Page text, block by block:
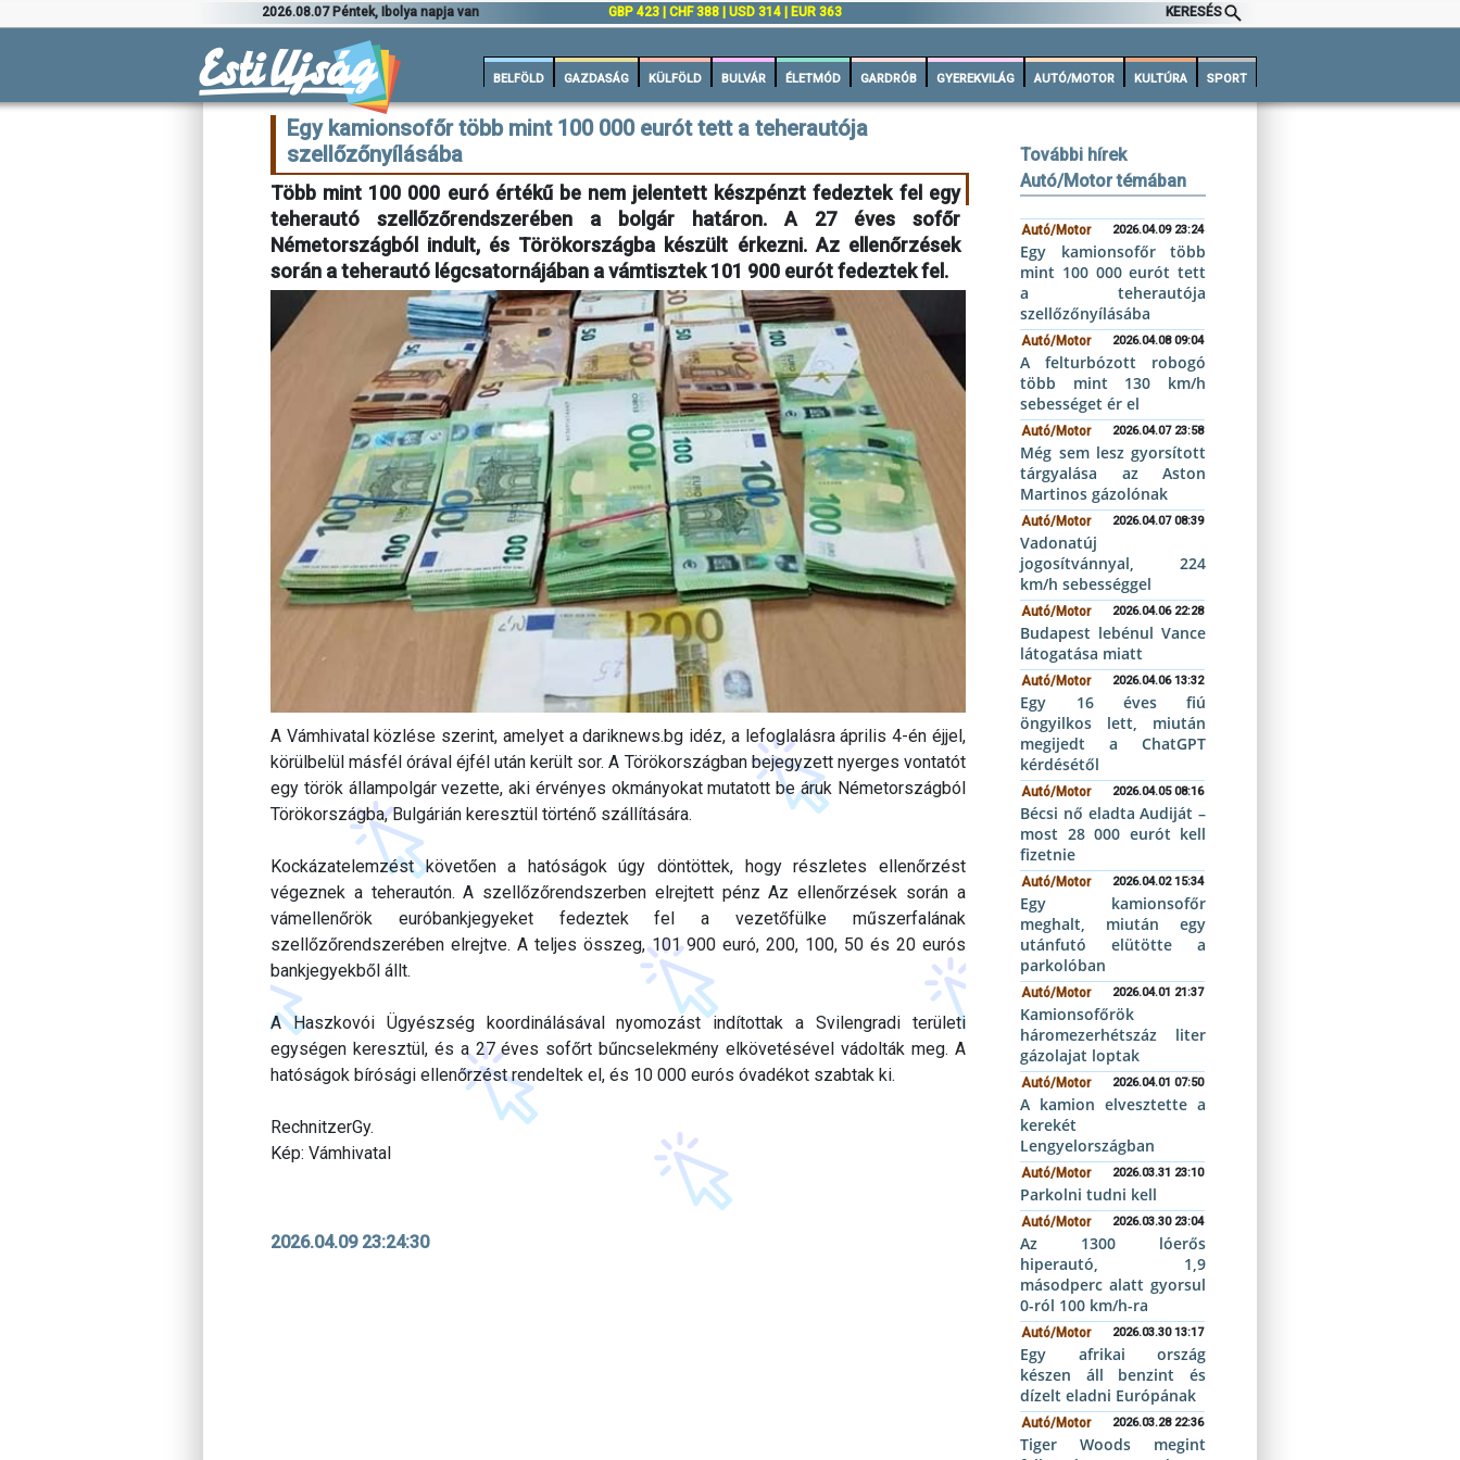
2026.08.07 Péntek, Ibolya napja van GBP 423 | CHF 388 | USD 314 | EUR 363 KERESÉS
BELFÖLD GAZDASÁG KÜLFÖLD BULVÁR ÉLETMÓD GARDRÓB GYEREKVILÁG AUTÓ/MOTOR KULTÚRA SPORT
Egy kamionsofőr több mint 100 000 eurót tett a teherautója
szellőzőnyílásába
Több mint 100 000 euró értékű be nem jelentett készpénzt fedeztek fel egy
teherautó szellőzőrendszerében a bolgár határon. A 27 éves sofőr
Németországból indult, és Törökországba készült érkezni. Az ellenőrzések
során a teherautó légcsatornájában a vámtisztek 101 900 eurót fedeztek fel.
A Vámhivatal közlése szerint, amelyet a dariknews.bg idéz, a lefoglalásra április 4-én éjjel,
körülbelül másfél órával éjfél után került sor. A Törökországban bejegyzett nyerges vontatót
egy török állampolgár vezette, aki érvényes okmányokat mutatott be áruk Németországból
Törökországba, Bulgárián keresztül történő szállítására.
Kockázatelemzést követően a hatóságok úgy döntöttek, hogy részletes ellenőrzést
végeznek a teherautón. A szellőzőrendszerben elrejtett pénz Az ellenőrzések során a
vámellenőrök euróbankjegyeket fedeztek fel a vezetőfülke műszerfalának
szellőzőrendszerében elrejtve. A teljes összeg, 101 900 euró, 200, 100, 50 és 20 eurós
bankjegyekből állt.
A Haszkovói Ügyészség koordinálásával nyomozást indítottak a Svilengradi területi
egységen keresztül, és a 27 éves sofőrt bűncselekmény elkövetésével vádolták meg. A
hatóságok bírósági ellenőrzést rendeltek el, és 10 000 eurós óvadékot szabtak ki.
RechnitzerGy.
Kép: Vámhivatal
2026.04.09 23:24:30
További hírek
Autó/Motor témában
Autó/Motor 2026.04.09 23:24
Egy kamionsofőr több
mint 100 000 eurót tett
a teherautója
szellőzőnyílásába
Autó/Motor 2026.04.08 09:04
A felturbózott robogó
több mint 130 km/h
sebességet ér el
Autó/Motor 2026.04.07 23:58
Még sem lesz gyorsított
tárgyalása az Aston
Martinos gázolónak
Autó/Motor 2026.04.07 08:39
Vadonatúj
jogosítvánnyal, 224
km/h sebességgel
Autó/Motor 2026.04.06 22:28
Budapest lebénul Vance
látogatása miatt
Autó/Motor 2026.04.06 13:32
Egy 16 éves fiú
öngyilkos lett, miután
megijedt a ChatGPT
kérdésétől
Autó/Motor 2026.04.05 08:16
Bécsi nő eladta Audiját –
most 28 000 eurót kell
fizetnie
Autó/Motor 2026.04.02 15:34
Egy kamionsofőr
meghalt, miután egy
utánfutó elütötte a
parkolóban
Autó/Motor 2026.04.01 21:37
Kamionsofőrök
háromezerhétszáz liter
gázolajat loptak
Autó/Motor 2026.04.01 07:50
A kamion elvesztette a
kerekét
Lengyelországban
Autó/Motor 2026.03.31 23:10
Parkolni tudni kell
Autó/Motor 2026.03.30 23:04
Az 1300 lóerős
hiperautó, 1,9
másodperc alatt gyorsul
0-ról 100 km/h-ra
Autó/Motor 2026.03.30 13:17
Egy afrikai ország
készen áll benzint és
dízelt eladni Európának
Autó/Motor 2026.03.28 22:36
Tiger Woods megint